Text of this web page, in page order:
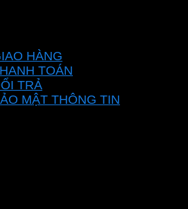
HÀNG
TOÁN
TRẢ
MẬT THÔNG TIN